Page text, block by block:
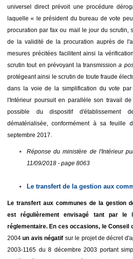
universel direct prévoit une procédure
laquelle « le président du bureau de vote
procuration par fax ou mail le jour du scrutin,
de la validité de la procuration auprès de
mesures précitées facilitent ainsi la
scrutin tout en prévoyant la transmissiona
protégeant ainsi le scrutin de toute fraude
dans la voie de la simplification du vote
l'Intérieur poursuit en parallèle son travail
possible du dispositif d'établissement
dématérialisée, conformément à sa feuille
septembre 2017.
Réponse du ministère de l'Intérieur
11/09/2018 - page 8063
Le transfert de la gestion aux
Le transfert aux communes de la gestion
est régulièrement envisagé tant par le
réglementaire. En ces occasions, le Conseil
2004un avis négatif sur le projet de décret
2003-1165 du 8 décembre 2003 portant